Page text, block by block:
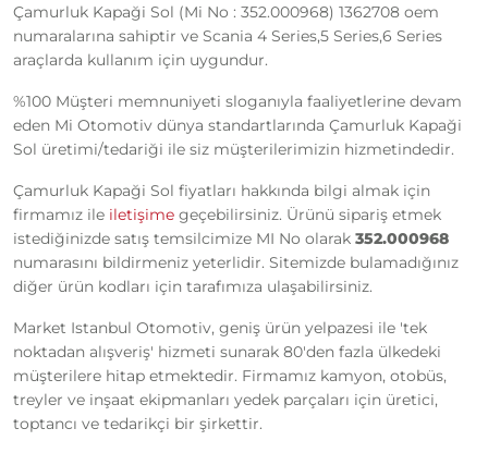
Çamurluk Kapaği Sol (Mi No : 352.000968) 1362708 oem
numaralarına sahiptir ve Scania 4 Series,5 Series,6 Series
araçlarda kullanım için uygundur.
%100 Müşteri memnuniyeti sloganıyla faaliyetlerine devam
eden Mi Otomotiv dünya standartlarında Çamurluk Kapaği
Sol üretimi/tedariği ile siz müşterilerimizin hizmetindedir.
Çamurluk Kapaği Sol fiyatları hakkında bilgi almak için
firmamız ile iletişime geçebilirsiniz. Ürünü sipariş etmek
istediğinizde satış temsilcimize MI No olarak 352.000968
numarasını bildirmeniz yeterlidir. Sitemizde bulamadığınız
diğer ürün kodları için tarafımıza ulaşabilirsiniz.
Market Istanbul Otomotiv, geniş ürün yelpazesi ile 'tek
noktadan alışveriş' hizmeti sunarak 80'den fazla ülkedeki
müşterilere hitap etmektedir. Firmamız kamyon, otobüs,
treyler ve inşaat ekipmanları yedek parçaları için üretici,
toptancı ve tedarikçi bir şirkettir.